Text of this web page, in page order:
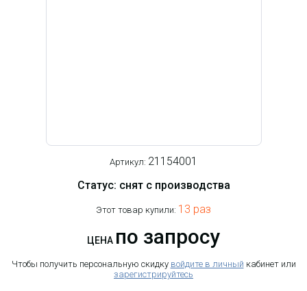
Артикул: 21154001
Статус: снят с производства
Этот товар купили: 13 раз
ЦЕНА по запросу
Чтобы получить персональную скидку войдите в личный кабинет или
зарегистрируйтесь